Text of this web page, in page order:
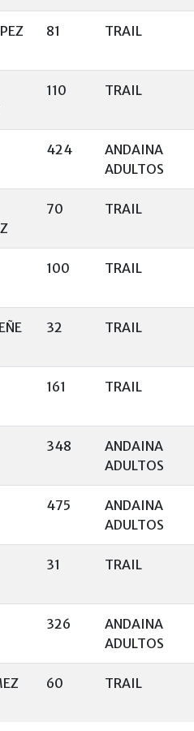
81 TRAIL
110 TRAIL
424
ANDAINA
ADULTOS
70 TRAIL
100 TRAIL
32 TRAIL
161 TRAIL
348
ANDAINA
ADULTOS
475
ANDAINA
ADULTOS
31 TRAIL
326
ANDAINA
ADULTOS
60 TRAIL